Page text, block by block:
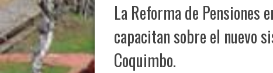
La Reforma de Pensiones
capacitan sobre el nuevo
Coquimbo.